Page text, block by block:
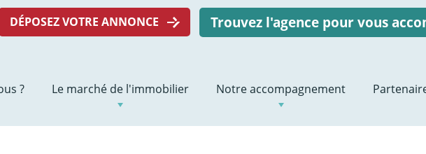
DÉPOSEZ VOTRE ANNONCE Trouvez l'agence pour vous
? Le marché de l'immobilier Notre accompagnement